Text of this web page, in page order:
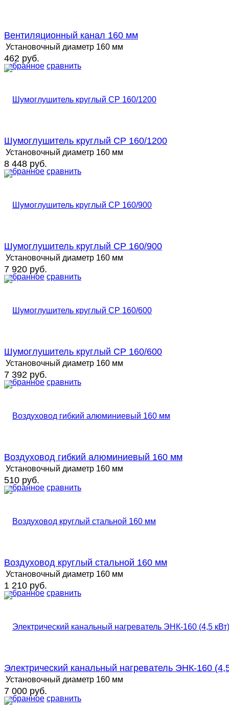
избранное сравнить
Вентиляционный канал 160 мм
Установочный диаметр 160 мм
462 руб.
избранное сравнить
Шумоглушитель круглый СР 160/1200
Установочный диаметр 160 мм
8 448 руб.
избранное сравнить
Шумоглушитель круглый СР 160/900
Установочный диаметр 160 мм
7 920 руб.
избранное сравнить
Шумоглушитель круглый СР 160/600
Установочный диаметр 160 мм
7 392 руб.
избранное сравнить
Воздуховод гибкий алюминиевый 160 мм
Установочный диаметр 160 мм
510 руб.
избранное сравнить
Воздуховод круглый стальной 160 мм
Установочный диаметр 160 мм
1 210 руб.
избранное сравнить
Электрический канальный нагреватель ЭНК-160
Установочный диаметр 160 мм
7 000 руб.